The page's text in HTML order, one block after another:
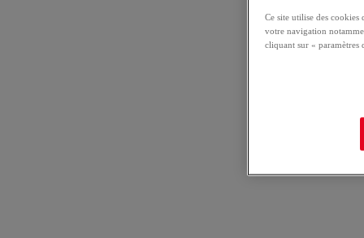
Ce site utilise des
votre navigation
cliquant sur « paramètres